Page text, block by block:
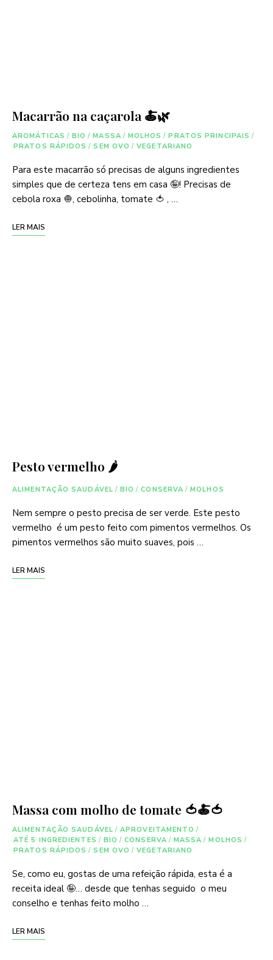
Macarrão na caçarola 🍝🌿
AROMÁTICAS / BIO / MASSA / MOLHOS / PRATOS PRINCIPAIS /
PRATOS RÁPIDOS / SEM OVO / VEGETARIANO
Para este macarrão só precisas de alguns ingredientes
simples que de certeza tens em casa 🤪! Precisas de
cebola roxa 🧅, cebolinha, tomate 🍅 , …
LER MAIS
Pesto vermelho 🌶
ALIMENTAÇÃO SAUDÁVEL / BIO / CONSERVA / MOLHOS
Nem sempre o pesto precisa de ser verde. Este pesto
vermelho é um pesto feito com pimentos vermelhos. Os
pimentos vermelhos são muito suaves, pois …
LER MAIS
Massa com molho de tomate 🍅🍝🍅
ALIMENTAÇÃO SAUDÁVEL / APROVEITAMENTO /
ATÉ 5 INGREDIENTES / BIO / CONSERVA / MASSA / MOLHOS /
PRATOS RÁPIDOS / SEM OVO / VEGETARIANO
Se, como eu, gostas de uma refeição rápida, esta é a
receita ideal 🤪… desde que tenhas seguido o meu
conselho e tenhas feito molho …
LER MAIS